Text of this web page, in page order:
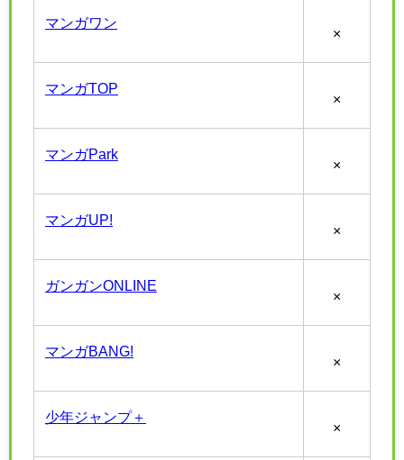
マンガワン
×
マンガTOP
×
マンガPark
×
マンガUP!
×
ガンガンONLINE
×
マンガBANG!
×
少年ジャンプ＋
×